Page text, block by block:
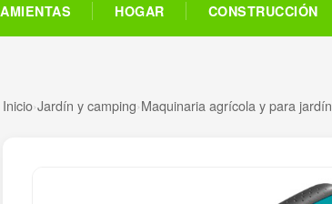
HOGAR CONSTRUCCIÓN
Inicio›Jardín y camping›Maquinaria agrícola y para jardín